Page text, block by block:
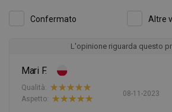
Confermato Altre
L'opinione riguarda questo
Mari F.
08-11-2023
Qualità:
Aspetto: